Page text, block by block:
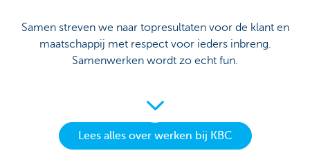
Samen streven we naar topresultaten voor de klant en
maatschappij met respect voor ieders inbreng.
Samenwerken wordt zo echt fun.
Lees alles over werken bij KBC